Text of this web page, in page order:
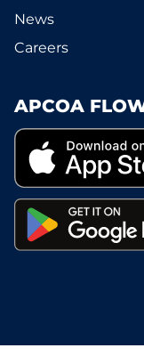
News
Careers
APCOA